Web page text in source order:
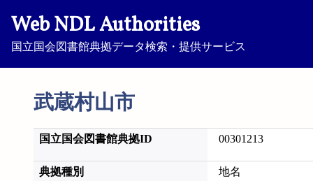
Web NDL Authorities
国立国会図書館典拠データ検索・提供サービス
武蔵村山市
国立国会図書館典拠ID 00301213
典拠種別 地名